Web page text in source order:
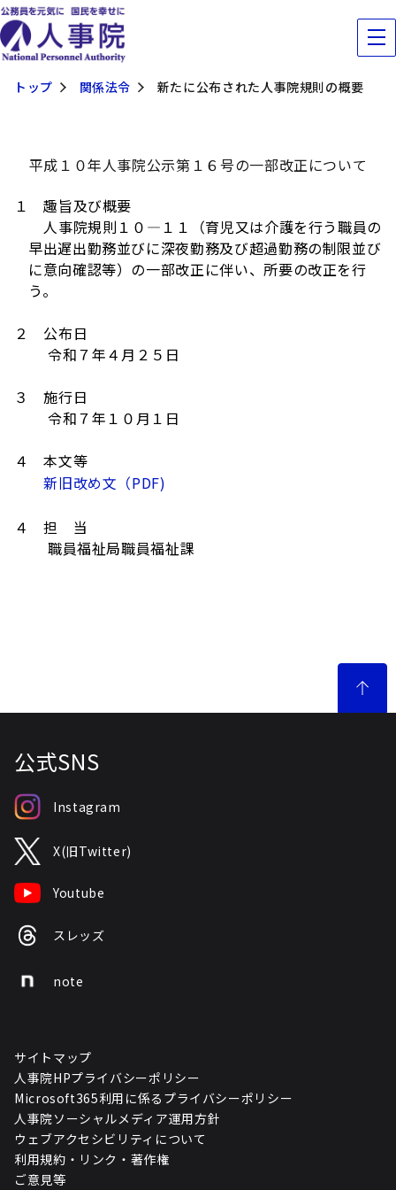
トップ 関係法令 新たに公布された人事院規則の概要
平成１０年人事院公示第１６号の一部改正について
１ 趣旨及び概要
人事院規則１０―１１（育児又は介護を行う職員の
早出遅出勤務並びに深夜勤務及び超過勤務の制限並び
に意向確認等）の一部改正に伴い、所要の改正を行
う。
２ 公布日
令和７年４月２５日
３ 施行日
令和７年１０月１日
４ 本文等
新旧改め文（PDF)
４ 担 当
職員福祉局職員福祉課
公式SNS
Instagram
X(旧Twitter)
Youtube
スレッズ
note
サイトマップ
人事院HPプライバシーポリシー
Microsoft365利用に係るプライバシーポリシー
人事院ソーシャルメディア運用方針
ウェブアクセシビリティについて
利用規約・リンク・著作権
ご意見等